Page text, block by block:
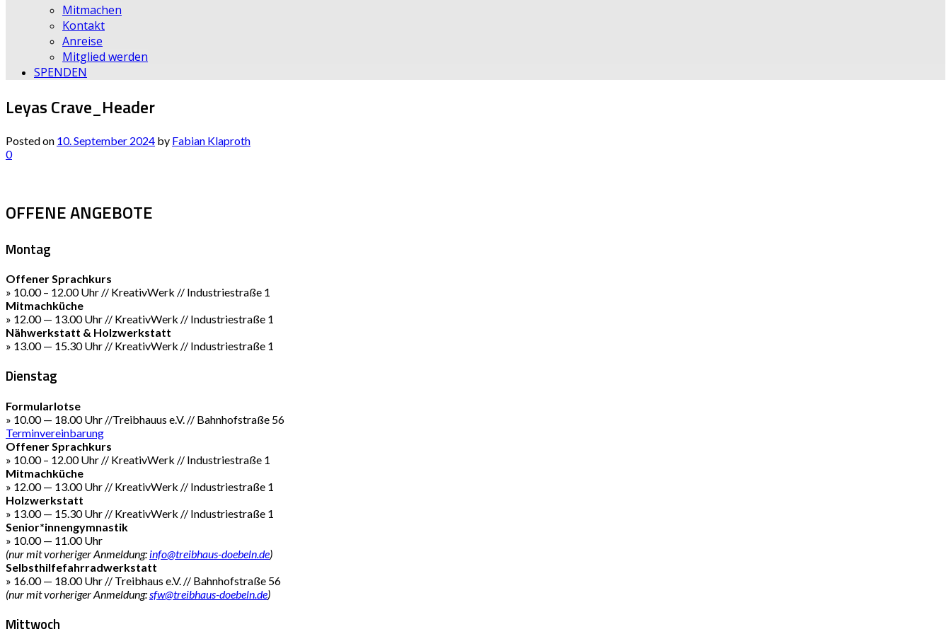
Mitmachen
Kontakt
Anreise
Mitglied werden
SPENDEN
Leyas Crave_Header
Posted on 10. September 2024 by Fabian Klaproth
0
OFFENE ANGEBOTE
Montag
Offener Sprachkurs
» 10.00 – 12.00 Uhr // KreativWerk // Industriestraße 1
Mitmachküche
» 12.00 — 13.00 Uhr // KreativWerk // Industriestraße 1
Nähwerkstatt & Holzwerkstatt
» 13.00 — 15.30 Uhr // KreativWerk // Industriestraße 1
Dienstag
Formularlotse
» 10.00 — 18.00 Uhr //Treibhauus e.V. // Bahnhofstraße 56
Terminvereinbarung
Offener Sprachkurs
» 10.00 – 12.00 Uhr // KreativWerk // Industriestraße 1
Mitmachküche
» 12.00 — 13.00 Uhr // KreativWerk // Industriestraße 1
Holzwerkstatt
» 13.00 — 15.30 Uhr // KreativWerk // Industriestraße 1
Senior*innengymnastik
» 10.00 — 11.00 Uhr
(nur mit vorheriger Anmeldung: info@treibhaus-doebeln.de)
Selbsthilfefahrradwerkstatt
» 16.00 — 18.00 Uhr // Treibhaus e.V. // Bahnhofstraße 56
(nur mit vorheriger Anmeldung: sfw@treibhaus-doebeln.de)
Mittwoch